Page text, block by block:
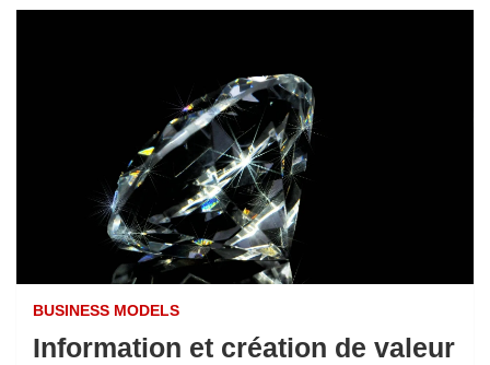
BUSINESS MODELS
Information et création de valeur